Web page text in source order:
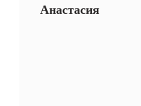
Анастасия